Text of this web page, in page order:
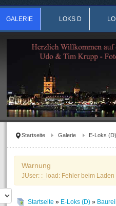
GALERIE LOKS D
Startseite Galerie E-Loks (D)
Warnung
JUser: :_load: Fehler beim
Startseite » E-Loks (D) »